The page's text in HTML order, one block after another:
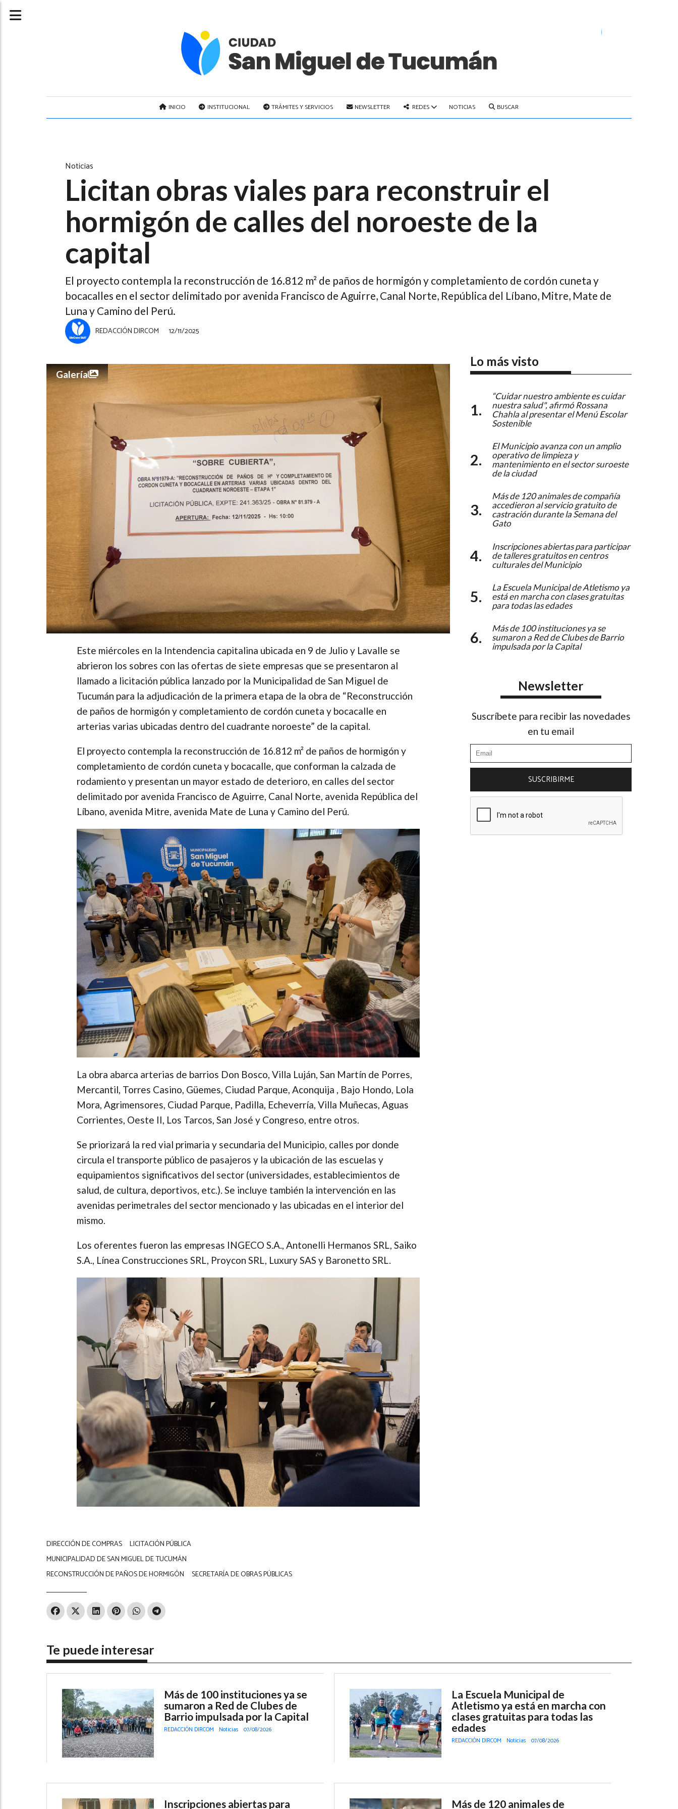
INICIO INSTITUCIONAL TRÁMITES Y SERVICIOS NEWSLETTER REDES NOTICIAS BUSCAR
Licitan obras viales para reconstruir el
hormigón de calles del noroeste de la
capital
El proyecto contempla la reconstrucción de 16.812 m² de paños de hormigón y completamiento de cordón cuneta y
bocacalles en el sector delimitado por avenida Francisco de Aguirre, Canal Norte, República del Líbano, Mitre, Mate de
Luna y Camino del Perú.
Noticias
12/11/2025
REDACCIÓN DIRCOM
Galería
Este miércoles en la Intendencia capitalina ubicada en 9 de Julio y Lavalle se
abrieron los sobres con las ofertas de siete empresas que se presentaron al
llamado a licitación pública lanzado por la Municipalidad de San Miguel de
Tucumán para la adjudicación de la primera etapa de la obra de “Reconstrucción
de paños de hormigón y completamiento de cordón cuneta y bocacalle en
arterias varias ubicadas dentro del cuadrante noroeste” de la capital.
El proyecto contempla la reconstrucción de 16.812 m² de paños de hormigón y
completamiento de cordón cuneta y bocacalle, que conforman la calzada de
rodamiento y presentan un mayor estado de deterioro, en calles del sector
delimitado por avenida Francisco de Aguirre, Canal Norte, avenida República del
Líbano, avenida Mitre, avenida Mate de Luna y Camino del Perú.
La obra abarca arterias de barrios Don Bosco, Villa Luján, San Martín de Porres,
Mercantil, Torres Casino, Güemes, Ciudad Parque, Aconquija , Bajo Hondo, Lola
Mora, Agrimensores, Ciudad Parque, Padilla, Echeverría, Villa Muñecas, Aguas
Corrientes, Oeste II, Los Tarcos, San José y Congreso, entre otros.
Se priorizará la red vial primaria y secundaria del Municipio, calles por donde
circula el transporte público de pasajeros y la ubicación de las escuelas y
equipamientos significativos del sector (universidades, establecimientos de
salud, de cultura, deportivos, etc.). Se incluye también la intervención en las
avenidas perimetrales del sector mencionado y las ubicadas en el interior del
mismo.
Los oferentes fueron las empresas INGECO S.A., Antonelli Hermanos SRL, Saiko
S.A., Línea Construcciones SRL, Proycon SRL, Luxury SAS y Baronetto SRL.
DIRECCIÓN DE COMPRAS
LICITACIÓN PÚBLICA
MUNICIPALIDAD DE SAN MIGUEL DE TUCUMÁN
RECONSTRUCCIÓN DE PAÑOS DE HORMIGÓN
SECRETARÍA DE OBRAS PÚBLICAS
Te puede interesar
Más de 100 instituciones ya se
sumaron a Red de Clubes de
Barrio impulsada por la Capital
REDACCIÓN DIRCOM Noticias 07/08/2026
La Escuela Municipal de
Atletismo ya está en marcha con
clases gratuitas para todas las
edades
REDACCIÓN DIRCOM Noticias 07/08/2026
Inscripciones abiertas para
Más de 120 animales de
Lo más visto
“Cuidar nuestro ambiente es cuidar
nuestra salud", afirmó Rossana
Chahla al presentar el Menú Escolar
Sostenible
El Municipio avanza con un amplio
operativo de limpieza y
mantenimiento en el sector suroeste
de la ciudad
Más de 120 animales de compañía
accedieron al servicio gratuito de
castración durante la Semana del
Gato
Inscripciones abiertas para participar
de talleres gratuitos en centros
culturales del Municipio
La Escuela Municipal de Atletismo ya
está en marcha con clases gratuitas
para todas las edades
Más de 100 instituciones ya se
sumaron a Red de Clubes de Barrio
impulsada por la Capital
Newsletter
Suscríbete para recibir las novedades
en tu email
SUSCRIBIRME